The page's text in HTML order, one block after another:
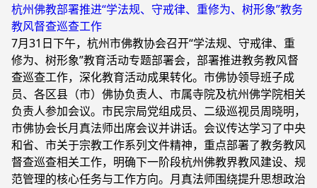
杭州佛教部署推进“学法规、守戒律、重修为、树形象”教务
教风督查巡查工作
7月31日下午，杭州市佛教协会召开“学法规、守戒律、重
修为、树形象”教育活动专题部署会，部署推进教务教风督
查巡查工作，深化教育活动成果转化。市佛协领导班子成
员、各区县（市）佛协负责人、市属寺院及杭州佛学院相关
负责人参加会议。市民宗局党组成员、二级巡视员周晓明，
市佛协会长月真法师出席会议并讲话。会议传达学习了中央
和省、市关于宗教工作系列文件精神，重点部署了教务教风
督查巡查相关工作，明确下一阶段杭州佛教界教风建设、规
范管理的核心任务与工作方向。月真法师围绕提升思想政治